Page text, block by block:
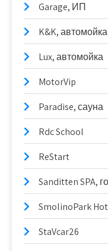
Garage, ИП
K&K, автомойка
Lux, автомойка
MotorVip
Paradise, сауна
Rdc School
ReStart
Sanditten SPA,
SmolinoPark
StaVcar26